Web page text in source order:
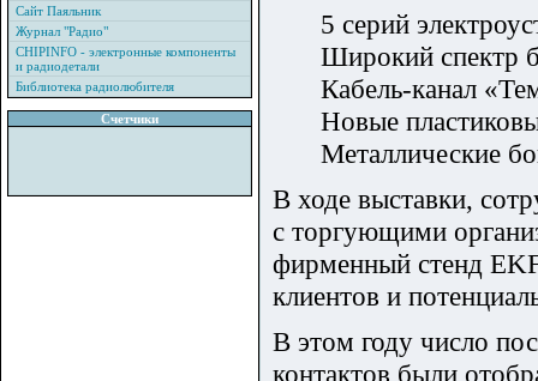
Сайт Паяльник
Журнал "Радио"
CHIPINFO - электронные компоненты
и радиодетали
Библиотека радиолюбителя
Счетчики
5 серий
Широкий спектр
Кабель-канал
Новые
Металлические
В ходе выставки,
с торгующими
фирменный стенд
клиентов и
В этом году число
контактов были